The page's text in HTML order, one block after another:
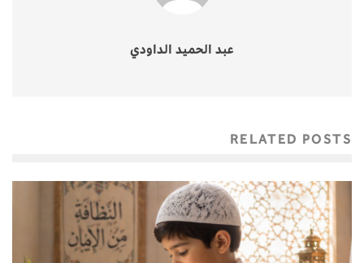
عبد الحميد الداودي
RELATED POSTS